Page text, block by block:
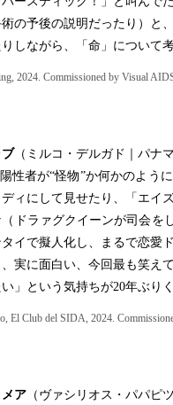
の予後の説明だったり）と
しながら、「命」について
2024. Commissioned by Visual
（ミルコ・デルガド｜パナマ
性者が“怪物”か何かのよう
ィにして見せたり、「エイ
ドラァグクイーンが司会を
イで擬人化し、まるで恋愛
実に面白い、今回最も笑え
」という気持ちが20年ぶり
El Club del SIDA, 2024.
ア （ヴァシリオス・パパピ